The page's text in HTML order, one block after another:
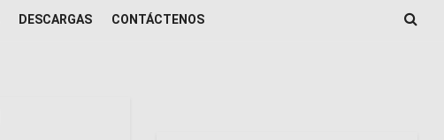
DESCARGAS CONTÁCTENOS